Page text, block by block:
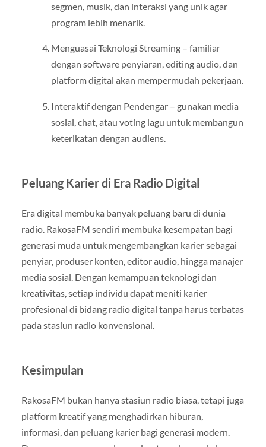
segmen, musik, dan interaksi yang unik agar
program lebih menarik.
Menguasai Teknologi Streaming – familiar
dengan software penyiaran, editing audio, dan
platform digital akan mempermudah pekerjaan.
Interaktif dengan Pendengar – gunakan media
sosial, chat, atau voting lagu untuk membangun
keterikatan dengan audiens.
Peluang Karier di Era Radio Digital
Era digital membuka banyak peluang baru di dunia
radio. RakosaFM sendiri membuka kesempatan bagi
generasi muda untuk mengembangkan karier sebagai
penyiar, produser konten, editor audio, hingga manajer
media sosial. Dengan kemampuan teknologi dan
kreativitas, setiap individu dapat meniti karier
profesional di bidang radio digital tanpa harus terbatas
pada stasiun radio konvensional.
Kesimpulan
RakosaFM bukan hanya stasiun radio biasa, tetapi juga
platform kreatif yang menghadirkan hiburan,
informasi, dan peluang karier bagi generasi modern.